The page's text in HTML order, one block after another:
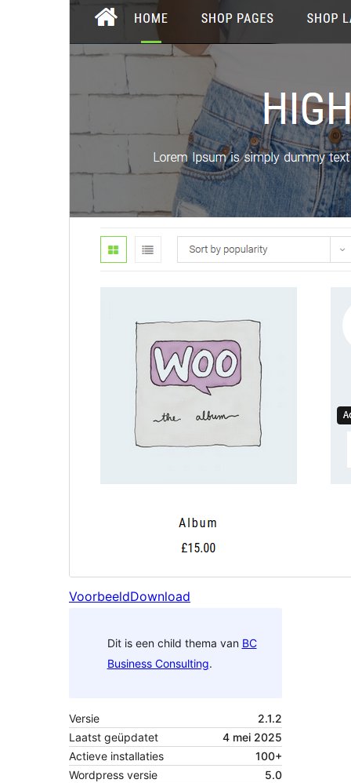
VoorbeeldDownload
Dit is een child thema van BC
Business Consulting.
Versie
2.1.2
Laatst geüpdatet
4 mei 2025
Actieve installaties
100+
Wordpress versie
5.0